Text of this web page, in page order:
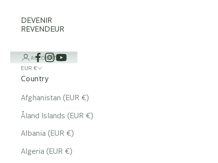
DEVENIR
REVENDEUR
ACCOUNT
EUR €
Country
Afghanistan (EUR €)
Åland Islands (EUR €)
Albania (EUR €)
Algeria (EUR €)